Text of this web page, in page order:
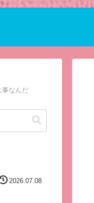
事なんだ
2026.07.08